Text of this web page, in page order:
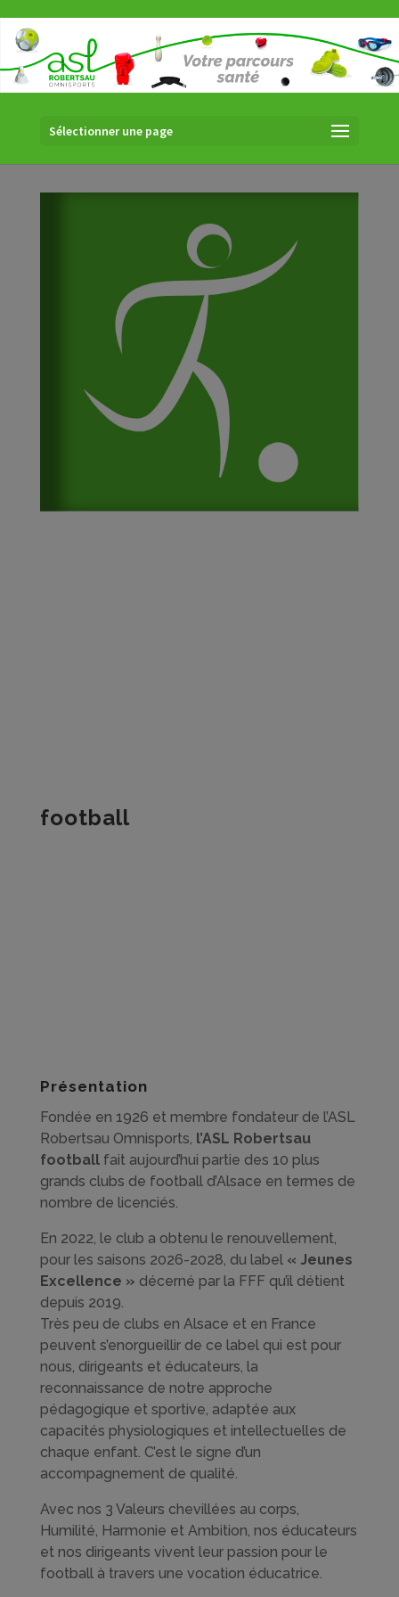
Sélectionner une page
football
Présentation
Fondée en 1926 et membre fondateur de l’ASL
Robertsau Omnisports, l’ASL Robertsau
footballfait aujourd’hui partie des 10 plus
grands clubs de football d’Alsace en termes de
nombre de licenciés.
En 2022, le club a obtenu le renouvellement,
pour les saisons 2026-2028, du label « Jeunes
Excellence » décerné par la FFF qu’il détient
depuis 2019.
Très peu de clubs en Alsace et en France
peuvent s’enorgueillir de ce label qui est pour
nous, dirigeants et éducateurs, la
reconnaissance de notre approche
pédagogique et sportive, adaptée aux
capacités physiologiques et intellectuelles de
chaque enfant. C’est le signe d’un
accompagnement de qualité.
Avec nos 3 Valeurs chevillées au corps,
Humilité, Harmonie et Ambition, nos éducateurs
et nos dirigeants vivent leur passion pour le
football à travers une vocation éducatrice.